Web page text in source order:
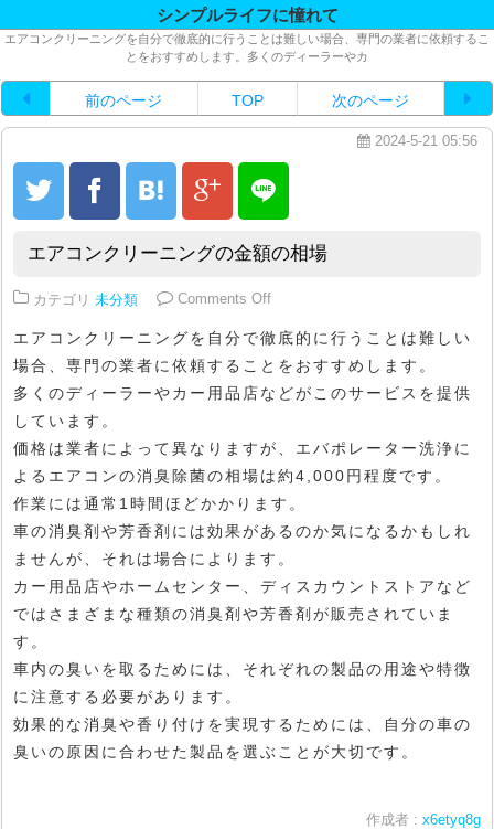
シンプルライフに憧れて
エアコンクリーニングを自分で徹底的に行うことは難しい場合、専門の業者に依頼するこ
とをおすすめします。多くのディーラーやカ
前のページ TOP 次のページ
2024-5-21 05:56
エアコンクリーニングの金額の相場
カテゴリ 未分類 Comments Offon エアコンクリーニングの金額の
エアコンクリーニングを自分で徹底的に行うことは難しい
場合、専門の業者に依頼することをおすすめします。
多くのディーラーやカー用品店などがこのサービスを提供
しています。
価格は業者によって異なりますが、エバポレーター洗浄に
よるエアコンの消臭除菌の相場は約4,000円程度です。
作業には通常1時間ほどかかります。
車の消臭剤や芳香剤には効果があるのか気になるかもしれ
ませんが、それは場合によります。
カー用品店やホームセンター、ディスカウントストアなど
ではさまざまな種類の消臭剤や芳香剤が販売されていま
す。
車内の臭いを取るためには、それぞれの製品の用途や特徴
に注意する必要があります。
効果的な消臭や香り付けを実現するためには、自分の車の
臭いの原因に合わせた製品を選ぶことが大切です。
作成者 : x6etyq8g